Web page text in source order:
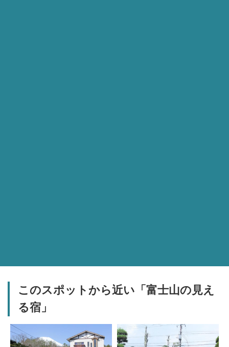
このスポットから近い「富士山の見え
る宿」